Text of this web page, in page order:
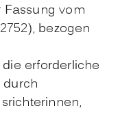
Fassung vom
bezogen
erforderliche